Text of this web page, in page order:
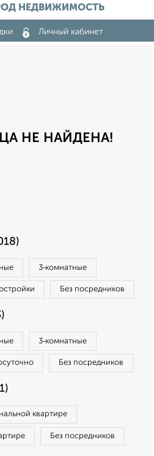
НЕДВИЖИМОСТЬ
Личный кабинет
НЕ НАЙДЕНА!
3‑комнатные
Без посредников
3‑комнатные
Без посредников
квартире
Без посредников